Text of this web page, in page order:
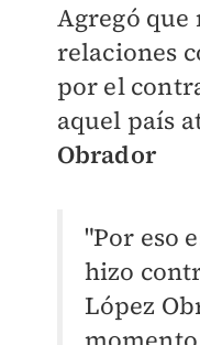
Agregó
relaciones
por el
aquel país
Obrador
"Por eso
hizo
López